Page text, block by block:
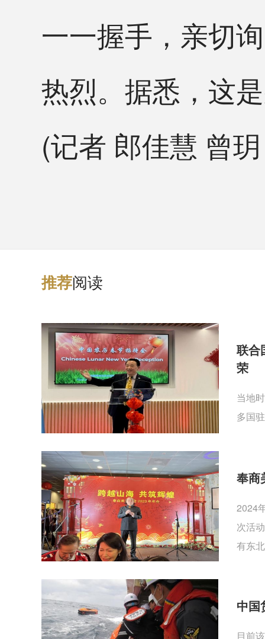
一一握手，亲切
热烈。据悉，这
(记者 郎佳慧 曾
推荐阅读
联合
荣
当地
多国
奉商
2024
次活
有东
中国
目前